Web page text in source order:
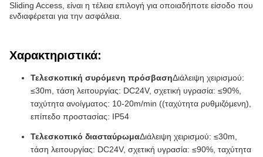
Sliding Access, είναι η τέλεια επιλογή για οποιαδήποτε είσοδο που
ενδιαφέρεται για την ασφάλεια.
Χαρακτηριστικά:
Τελεσκοπική συρόμενη πρόσβασηΔιάλειψη χειρισμού:
≤30m, τάση λειτουργίας: DC24V, σχετική υγρασία: ≤90%,
ταχύτητα ανοίγματος: 10-20m/min ((ταχύτητα ρυθμιζόμενη),
επίπεδο προστασίας: IP54
Τελεσκοπικό διασταύρωμαΔιάλειψη χειρισμού: ≤30m,
τάση λειτουργίας: DC24V, σχετική υγρασία: ≤90%, ταχύτητα